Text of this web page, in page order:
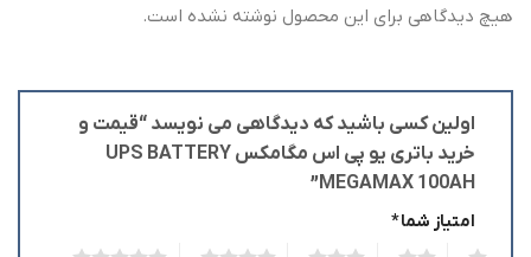
هیچ دیدگاهی برای این محصول نوشته نشده است.
اولین کسی باشید که دیدگاهی می نویسد “قیمت و
خرید باتری یو پی اس مگامکس UPS BATTERY
MEGAMAX 100AH”
امتیاز شما*